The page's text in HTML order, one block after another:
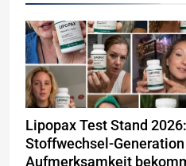
Lipopax Test Stand
Stoffwechsel-
Aufmerksamkeit